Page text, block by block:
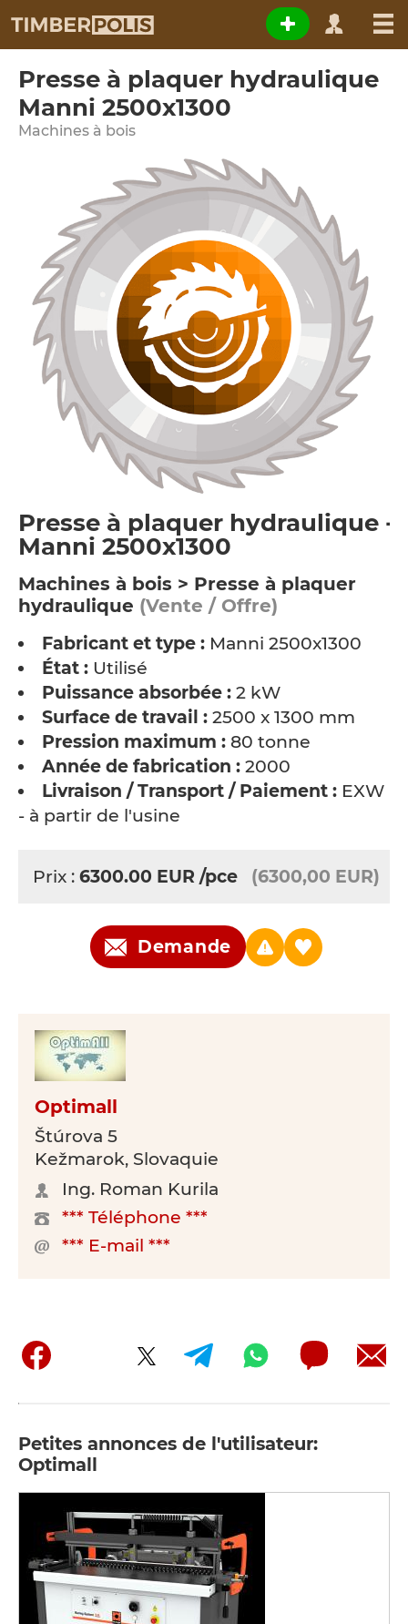
Presse à plaquer hydraulique
Manni 2500x1300
Machines à bois
Presse à plaquer hydraulique -
Manni 2500x1300
Machines à bois > Presse à plaquer
hydraulique (Vente / Offre)
Fabricant et type : Manni 2500x1300
État : Utilisé
Puissance absorbée : 2 kW
Surface de travail : 2500 x 1300 mm
Pression maximum : 80 tonne
Année de fabrication : 2000
Livraison / Transport / Paiement : EXW
- à partir de l'usine
Prix : 6300.00 EUR /pce (6300,00 EUR)
Demande
Optimall
Štúrova 5
Kežmarok, Slovaquie
Ing. Roman Kurila
*** Téléphone ***
*** E-mail ***
Petites annonces de l'utilisateur:
Optimall